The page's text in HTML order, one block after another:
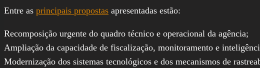
Entre as principais propostas apresentadas estão:
Recomposição urgente do quadro técnico e operacional da agência;
Ampliação da capacidade de fiscalização, monitoramento e
Modernização dos sistemas tecnológicos e dos mecanismos de